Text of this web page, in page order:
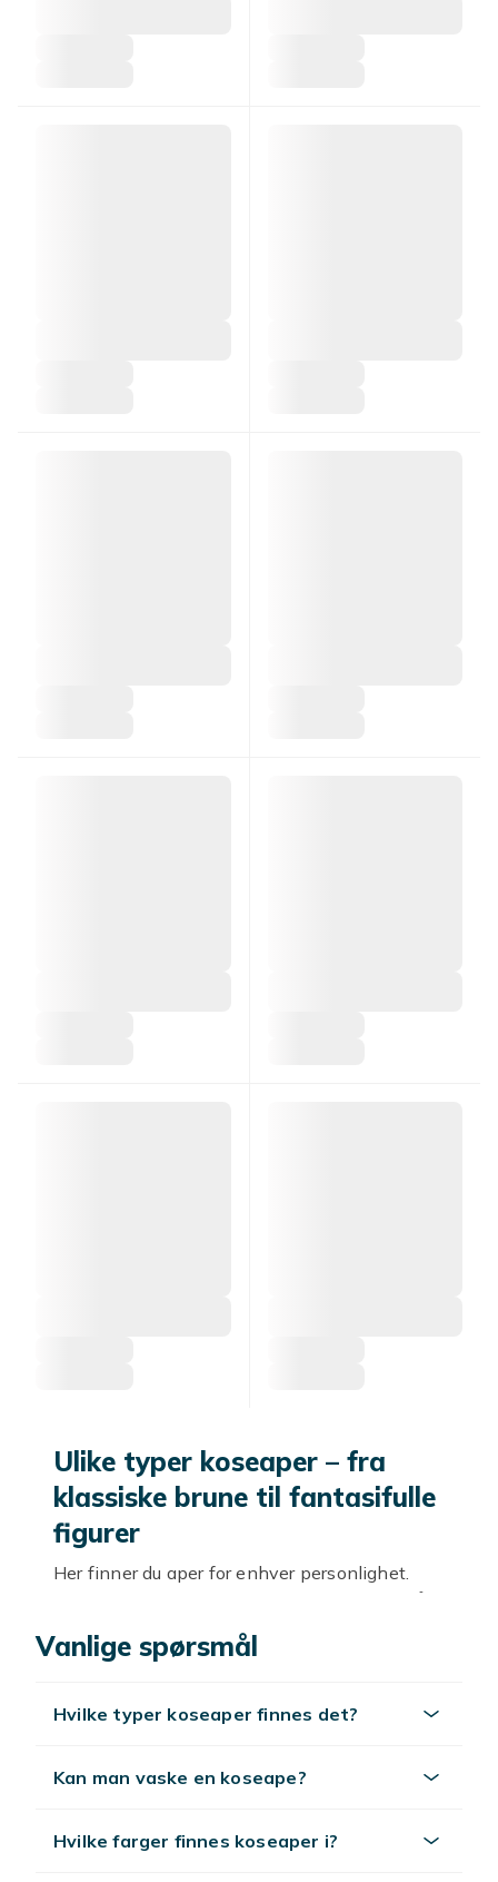
Ulike typer koseaper – fra
klassiske brune til fantasifulle
figurer
Her finner du aper for enhver personlighet.
Velg mellom naturtro koseaper i brune og grå
rampete figurer med klær, hatt eller tunge som
takket være borrelåsermer – andre er perfekte
kosete følelsen og den livlige karakteren.
En koseape for enhver
Vanlige spørsmål
Hvilke typer koseaper finnes det?
Kan man vaske en koseape?
Hvilke farger finnes koseaper i?